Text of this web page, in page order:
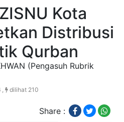
Kota
Distribusi
Qurban
(Pengasuh Rubrik
, dilihat 210
Share :